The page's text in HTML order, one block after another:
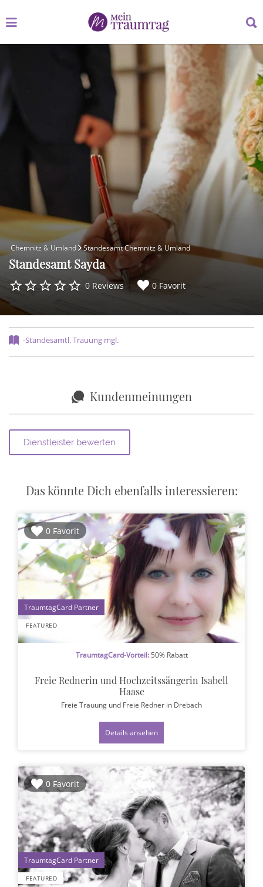
nach:
nach:
Chemnitz & Umland Standesamt Chemnitz & Umland
Standesamt Sayda
0 Reviews 0 Favorit
-Standesamtl. Trauung mgl.
Kundenmeinungen
Das könnte Dich ebenfalls interessieren:
0 Favorit
FEATURED
1
TraumtagCard-Vorteil:50% Rabatt
Freie Rednerin und Hochzeitssängerin Isabell
Haase
Freie Trauung und Freie Redner in Drebach
Details ansehen
0 Favorit
FEATURED
1